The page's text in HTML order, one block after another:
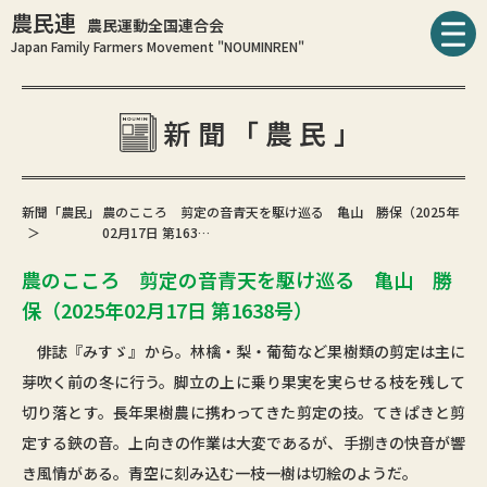
農民連 農民運動全国連合会
Japan Family Farmers Movement "NOUMINREN"
新聞「農民」
新聞「農民」 農のこころ 剪定の音青天を駆け巡る 亀山 勝保（2025年
02月17日 第163…
農のこころ 剪定の音青天を駆け巡る 亀山 勝
保（2025年02月17日 第1638号）
俳誌『みすゞ』から。林檎・梨・葡萄など果樹類の剪定は主に
芽吹く前の冬に行う。脚立の上に乗り果実を実らせる枝を残して
切り落とす。長年果樹農に携わってきた剪定の技。てきぱきと剪
定する鋏の音。上向きの作業は大変であるが、手捌きの快音が響
き風情がある。青空に刻み込む一枝一樹は切絵のようだ。